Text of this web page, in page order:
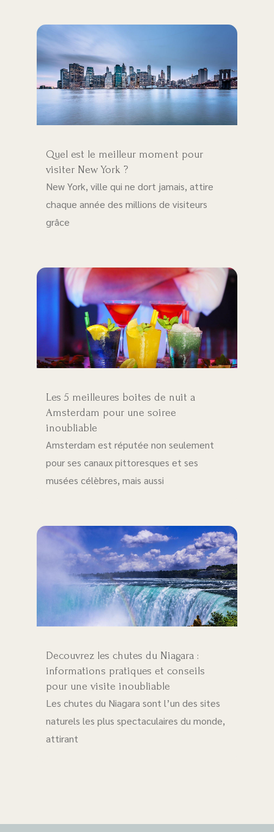
Quel est le meilleur moment pour
visiter New York ?
New York, ville qui ne dort jamais, attire
chaque année des millions de visiteurs
grâce
Les 5 meilleures boites de nuit a
Amsterdam pour une soiree
inoubliable
Amsterdam est réputée non seulement
pour ses canaux pittoresques et ses
musées célèbres, mais aussi
Decouvrez les chutes du Niagara :
informations pratiques et conseils
pour une visite inoubliable
Les chutes du Niagara sont l’un des sites
naturels les plus spectaculaires du monde,
attirant